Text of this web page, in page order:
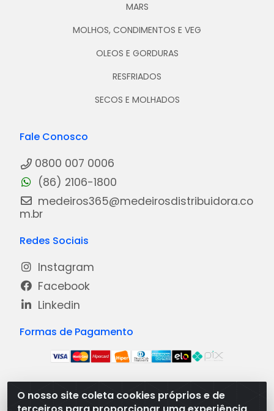
O nosso site coleta cookies próprios e de
MARS
MOLHOS, CONDIMENTOS E VEG
OLEOS E GORDURAS
RESFRIADOS
SECOS E MOLHADOS
Fale Conosco
0800 007 0006
(86) 2106-1800
medeiros365@medeirosdistribuidora.co
m.br
Redes Sociais
Instagram
Facebook
Linkedin
Formas de Pagamento
Medeiros Distribuidora - Rua Dias Carneiro, 1977 -